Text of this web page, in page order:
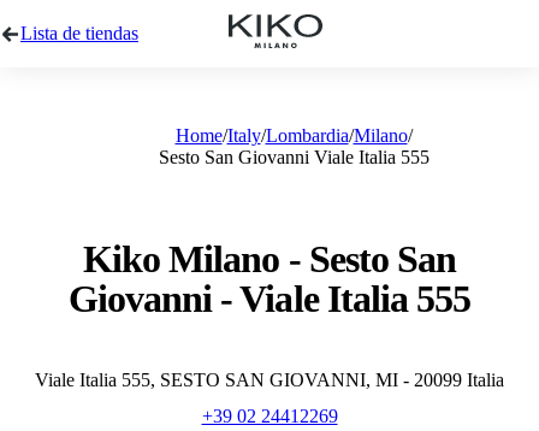
Lista de tiendas
Home Italy Lombardia Milano
Sesto San Giovanni Viale Italia 555
Kiko Milano - Sesto San
Giovanni - Viale Italia 555
Viale Italia 555, SESTO SAN GIOVANNI, MI - 20099 Italia
+39 02 24412269